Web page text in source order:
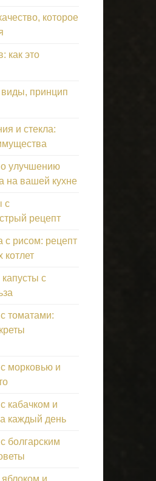
которое
как это
принцип
и стекла:
улучшению
на вашей кухне
с
рецепт
с рисом: рецепт
котлет
капусты с
томатами:
морковью и
кабачком и
каждый день
болгарским
и